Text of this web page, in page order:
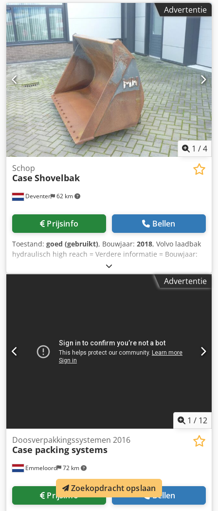
Advertentie
1 /4
Deventer 62 km
Schop
Case Shovelbak
Prijsinfo Bellen
Toestand: goed (gebruikt), Bouwjaar: 2018, Volvo laadbak
hydraulisch high reach = Verdere informatie = Bouwjaar:
2018 Dkjdpfswwtg Sex Adgjr Toepasselijk voor:
Bouwmachines Snelwisselsysteem: Ja Technische staat:
goed Optische staat: goed Neem contact op met Gerrit
Advertentie
1 / 12
Emmeloord 72 km
Doosverpakkingssystemen 2016
Case packing systems
Prijsinfo Bellen
Zoekopdracht opslaan